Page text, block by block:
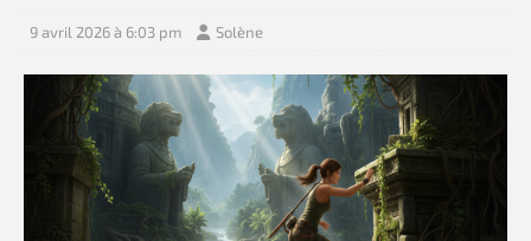
9 avril 2026 à 6:03 pm Solène